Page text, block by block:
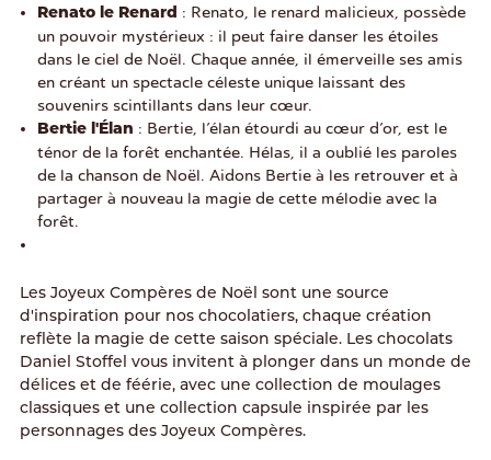
Renato le Renard : Renato, le renard malicieux, possède
un pouvoir mystérieux : il peut faire danser les étoiles
dans le ciel de Noël. Chaque année, il émerveille ses amis
en créant un spectacle céleste unique laissant des
souvenirs scintillants dans leur cœur.
Bertie l'Élan : Bertie, l’élan étourdi au cœur d’or, est le
ténor de la forêt enchantée. Hélas, il a oublié les paroles
de la chanson de Noël. Aidons Bertie à les retrouver et à
partager à nouveau la magie de cette mélodie avec la
forêt.
Les Joyeux Compères de Noël sont une source
d'inspiration pour nos chocolatiers, chaque création
reflète la magie de cette saison spéciale. Les chocolats
Daniel Stoffel vous invitent à plonger dans un monde de
délices et de féérie, avec une collection de moulages
classiques et une collection capsule inspirée par les
personnages des Joyeux Compères.